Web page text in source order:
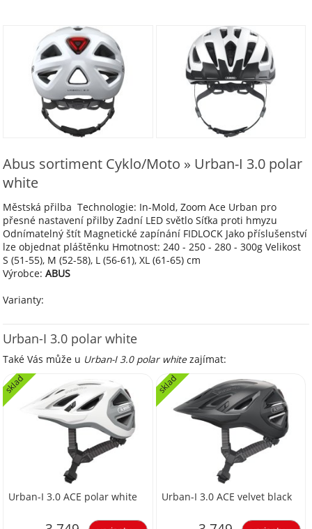
Abus sortiment Cyklo/Moto » Urban-I 3.0 polar
white
Městská přilba Technologie: In-Mold, Zoom Ace Urban pro
přesné nastavení přilby Zadní LED světlo Síťka proti hmyzu
Odnímatelný štít Magnetické zapínání FIDLOCK Jako příslušenství
lze objednat pláštěnku Hmotnost: 240 - 250 - 280 - 300g Velikost
S (51-55), M (52-58), L (56-61), XL (61-65) cm
Výrobce:ABUS
Varianty:
Urban-I 3.0 polar white
Také Vás může u Urban-I 3.0 polar white zajímat:
Urban-I 3.0 ACE polar white
sklad
Urban-I 3.0 ACE velvet black
sklad